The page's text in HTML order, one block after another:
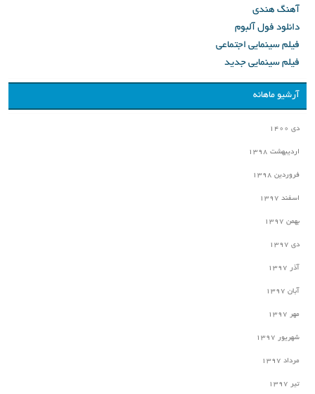
آهنگ هندی
دانلود فول آلبوم
فیلم سینمایی اجتماعی
فیلم سینمایی جدید
آرشیو ماهانه
دی ۱۴۰۰
اردیبهشت ۱۳۹۸
فروردین ۱۳۹۸
اسفند ۱۳۹۷
بهمن ۱۳۹۷
دی ۱۳۹۷
آذر ۱۳۹۷
آبان ۱۳۹۷
مهر ۱۳۹۷
شهریور ۱۳۹۷
مرداد ۱۳۹۷
تیر ۱۳۹۷